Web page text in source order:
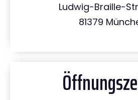
Ludwig-Braille-
81379